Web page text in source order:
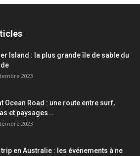
Island : la plus grande île de sable du
2023
Ocean Road : une route entre surf,
et paysages...
2023
en Australie : les événements à ne